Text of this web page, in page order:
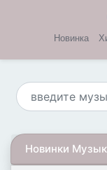
Новинка
Новинки